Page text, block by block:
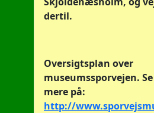
dertil.
Oversigtsplan over
museumssporvejen.
mere på:
http://